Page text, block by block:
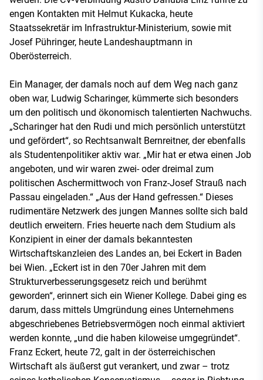
engen Kontakten mit Helmut Kukacka, heute
Staatssekretär im Infrastruktur-Ministerium, sowie mit
Josef Pühringer, heute Landeshauptmann in
Oberösterreich.
Ein Manager, der damals noch auf dem Weg nach ganz
oben war, Ludwig Scharinger, kümmerte sich besonders
um den politisch und ökonomisch talentierten Nachwuchs.
„Scharinger hat den Rudi und mich persönlich unterstützt
und gefördert“, so Rechtsanwalt Bernreitner, der ebenfalls
als Studentenpolitiker aktiv war. „Mir hat er etwa einen Job
angeboten, und wir waren zwei- oder dreimal zum
politischen Aschermittwoch von Franz-Josef Strauß nach
Passau eingeladen.“ „Aus der Hand gefressen.“ Dieses
rudimentäre Netzwerk des jungen Mannes sollte sich bald
deutlich erweitern. Fries heuerte nach dem Studium als
Konzipient in einer der damals bekanntesten
Wirtschaftskanzleien des Landes an, bei Eckert in Baden
bei Wien. „Eckert ist in den 70er Jahren mit dem
Strukturverbesserungsgesetz reich und berühmt
geworden“, erinnert sich ein Wiener Kollege. Dabei ging es
darum, dass mittels Umgründung eines Unternehmens
abgeschriebenes Betriebsvermögen noch einmal aktiviert
werden konnte, „und die haben kiloweise umgegründet“.
Franz Eckert, heute 72, galt in der österreichischen
Wirtschaft als äußerst gut verankert, und zwar – trotz